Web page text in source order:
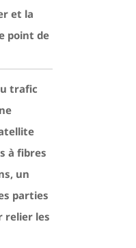
et la
point de
trafic
à fibres
un
parties
relier les